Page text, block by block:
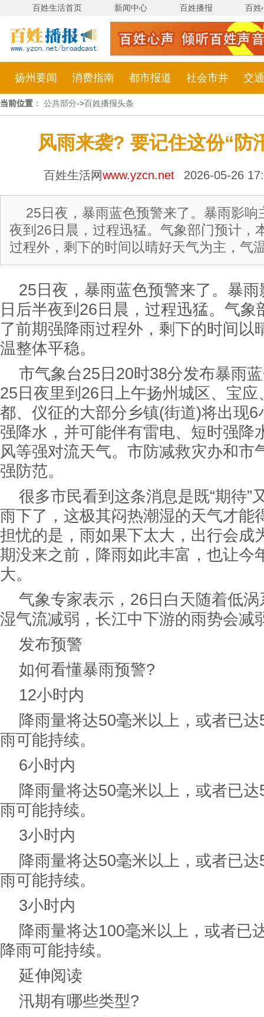
百姓生活首页 新闻中心 百姓播报 百姓
扬州要闻 消费指南 都市报道 社会市井 交
当前位置 ： 公共部分->百姓播报头条
风雨来袭? 要记住这份“防
百姓生活网www.yzcn.net 2026-05-26
25日夜，暴雨蓝色预警来了。暴雨影响
夜到26日晨，过程迅猛。气象部门预计，
过程外，剩下的时间以晴好天气为主，气
25日夜，暴雨蓝色预警来了。暴
日后半夜到26日晨，过程迅猛。气象
了前期强降雨过程外，剩下的时间以
温整体平稳。
市气象台25日20时38分发布暴雨
25日夜里到26日上午扬州城区、宝
都、仪征的大部分乡镇(街道)将出现
强降水，并可能伴有雷电、短时强降
风等强对流天气。市防减救灾办和市
强防范。
很多市民看到这条消息是既“期待”
雨下了，这极其闷热潮湿的天气才能
担忧的是，雨如果下太大，出行会成
期没来之前，降雨如此丰富，也让今
大。
气象专家表示，26日白天随着低
湿气流减弱，长江中下游的雨势会减
发布预警
如何看懂暴雨预警?
12小时内
降雨量将达50毫米以上，或者已
雨可能持续。
6小时内
降雨量将达50毫米以上，或者已
雨可能持续。
3小时内
降雨量将达50毫米以上，或者已
雨可能持续。
3小时内
降雨量将达100毫米以上，或者已
降雨可能持续。
延伸阅读
汛期有哪些类型?